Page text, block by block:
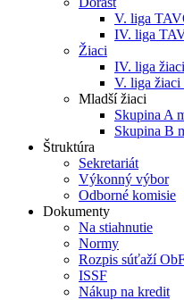
V. liga
IV. liga
Žiaci
IV. liga
V. liga žiaci
Mladší žiaci
Skupina A
Skupina B
Štruktúra
Sekretariát
Výkonný výbor
Odborné komisie
Dokumenty
Na stiahnutie
Normy
Rozpis súťaží
ISSF
Nákup na kredit